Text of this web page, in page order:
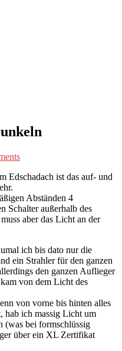
Edschadach ist das auf- und
Abständen 4
Schalter außerhalb des
aber das Licht an der
ich bis dato nur die
ein Strahler für den ganzen
den ganzen Auflieger
von dem Licht des
von vorne bis hinten alles
hab ich massig Licht um
(was bei formschlüssig
über ein XL Zertifikat